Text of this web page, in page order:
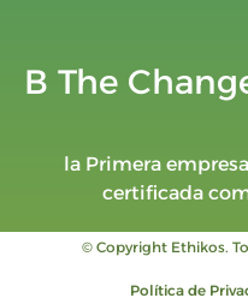
B The
la Primera
certificada
© Copyright Ethikos.
Política de